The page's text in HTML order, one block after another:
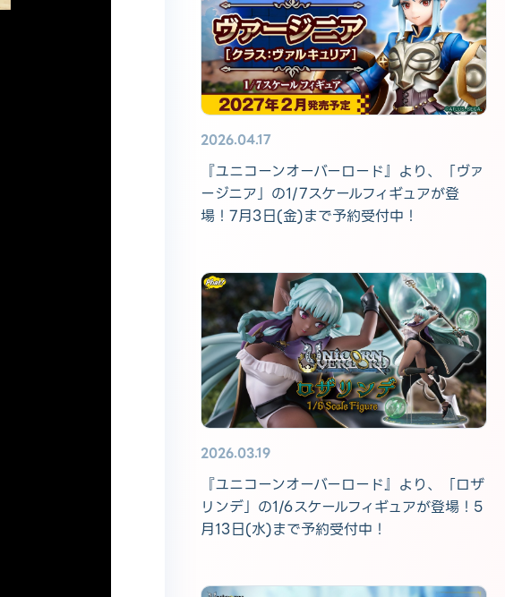
2026.04.17
『ユニコーンオーバーロード』より、「ヴァ
ージニア」の1/7スケールフィギュアが登
場！7月3日(金)まで予約受付中！
2026.03.19
『ユニコーンオーバーロード』より、「ロザ
リンデ」の1/6スケールフィギュアが登場！5
月13日(水)まで予約受付中！